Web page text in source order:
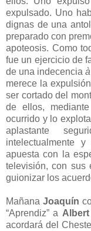
expulsado. Uno
dignas de una
preparado con
apoteosis. Como
fue un ejercicio de
de una indecencia
merece la
ser cortado del
de ellos,
ocurrido y lo
aplastante
intelectualmente
apuesta con la
televisión, con sus
guionizar los
Mañana Joaquín
“Aprendiz” a
acordará del